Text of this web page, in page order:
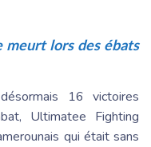
meurt lors des ébats
16 victoires
Ultimatee Fighting
qui était sans